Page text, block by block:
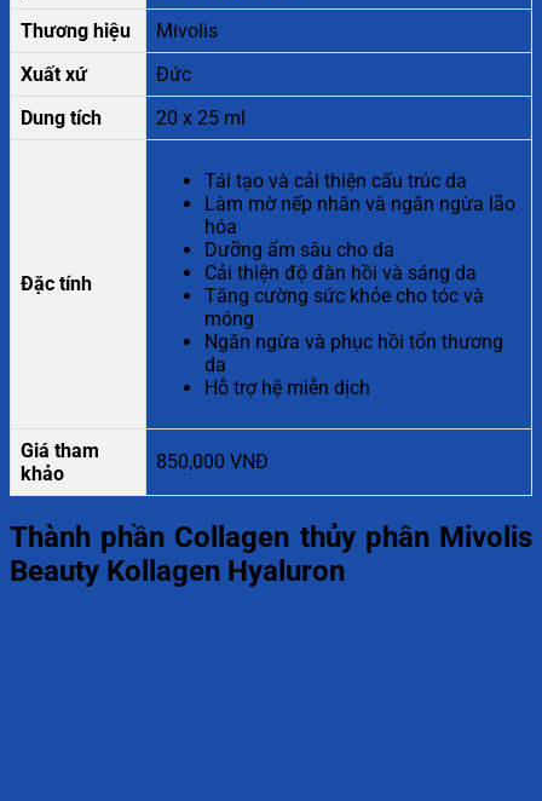
Thương hiệu
Mivolis
Xuất xứ
Đức
Dung tích
20 x 25 ml
Đặc tính
Tái tạo và cải thiện cấu trúc da
Làm mờ nếp nhăn và ngăn ngừa lão
hóa
Dưỡng ẩm sâu cho da
Cải thiện độ đàn hồi và sáng da
Tăng cường sức khỏe cho tóc và
móng
Ngăn ngừa và phục hồi tổn thương
da
Hỗ trợ hệ miễn dịch
Giá tham
khảo
850,000 VNĐ
Thành phần Collagen thủy phân Mivolis
Beauty Kollagen Hyaluron